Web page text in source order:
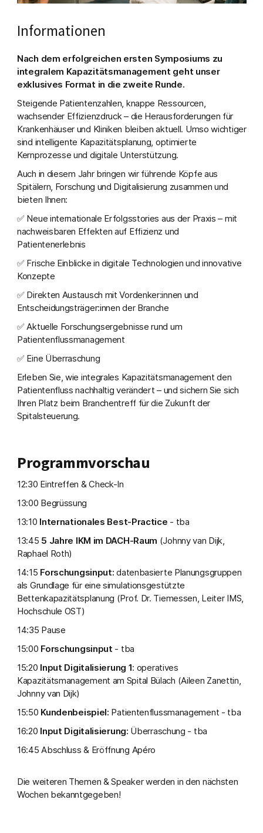
Informationen
Nach dem erfolgreichen ersten Symposiums zu
integralem Kapazitätsmanagement geht unser
exklusives Format in die zweite Runde.
Steigende Patientenzahlen, knappe Ressourcen,
wachsender Effizienzdruck – die Herausforderungen für
Krankenhäuser und Kliniken bleiben aktuell. Umso wichtiger
sind intelligente Kapazitätsplanung, optimierte
Kernprozesse und digitale Unterstützung.
Auch in diesem Jahr bringen wir führende Köpfe aus
Spitälern, Forschung und Digitalisierung zusammen und
bieten Ihnen:
✅ Neue internationale Erfolgsstories aus der Praxis – mit
nachweisbaren Effekten auf Effizienz und
Patientenerlebnis
✅ Frische Einblicke in digitale Technologien und innovative
Konzepte
✅ Direkten Austausch mit Vordenker:innen und
Entscheidungsträger:innen der Branche
✅ Aktuelle Forschungsergebnisse rund um
Patientenflussmanagement
✅ Eine Überraschung
Erleben Sie, wie integrales Kapazitätsmanagement den
Patientenfluss nachhaltig verändert – und sichern Sie sich
Ihren Platz beim Branchentreff für die Zukunft der
Spitalsteuerung.
Programmvorschau
12:30 Eintreffen & Check-In
13:00 Begrüssung
13:10 Internationales Best-Practice - tba
13:45 5 Jahre IKM im DACH-Raum (Johnny van Dijk,
Raphael Roth)
14:15 Forschungsinput: datenbasierte Planungsgruppen
als Grundlage für eine simulationsgestützte
Bettenkapazitätsplanung (Prof. Dr. Tiemessen, Leiter IMS,
Hochschule OST)
14:35 Pause
15:00 Forschungsinput - tba
15:20 Input Digitalisierung 1: operatives
Kapazitätsmanagement am Spital Bülach (Aileen Zanettin,
Johnny van Dijk)
15:50 Kundenbeispiel: Patientenflussmanagement - tba
16:20 Input Digitalisierung: Überraschung - tba
16:45 Abschluss & Eröffnung Apéro
Die weiteren Themen & Speaker werden in den nächsten
Wochen bekanntgegeben!